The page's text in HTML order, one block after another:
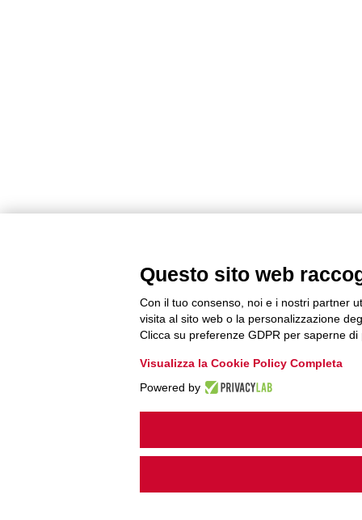
Questo sito web
Con il tuo consenso, noi e i nostri partner
visita al sito web o la personalizzazione
Clicca su preferenze GDPR per saperne di
Visualizza la Cookie Policy Completa
Powered by